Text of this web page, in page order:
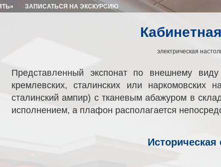
ЗАПИСАТЬСЯ НА ЭКСКУРСИЮ
электрическая
Представленный экспонат по внешнему
кремлевских, сталинских или наркомовских
сталинский ампир) с тканевым абажуром в
исполнением, а плафон располагается
Историческая